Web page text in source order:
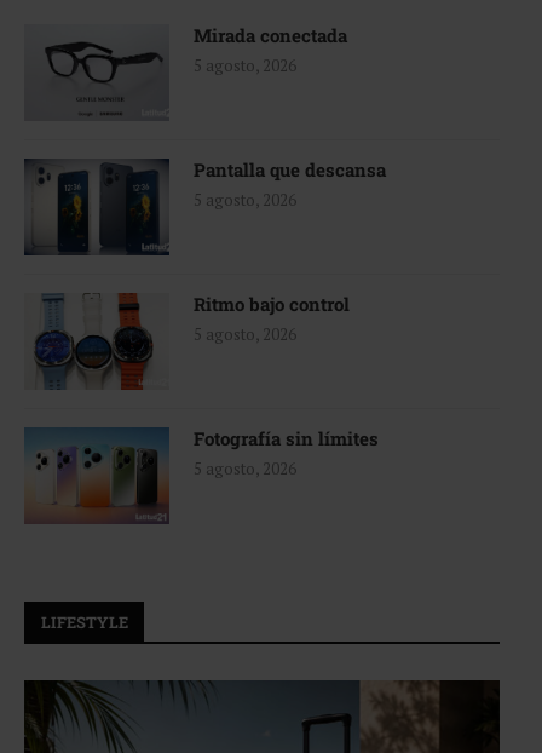
Mirada conectada
5 agosto, 2026
Pantalla que descansa
5 agosto, 2026
Ritmo bajo control
5 agosto, 2026
Fotografía sin límites
5 agosto, 2026
LIFESTYLE